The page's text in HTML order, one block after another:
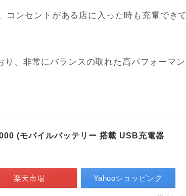
コンセントがある店に入った時も充電できて
、非常にバランスの取れた高パフォーマン
(モバイルバッテリー 搭載 USB充電器
楽天市場 Yahooショッピング